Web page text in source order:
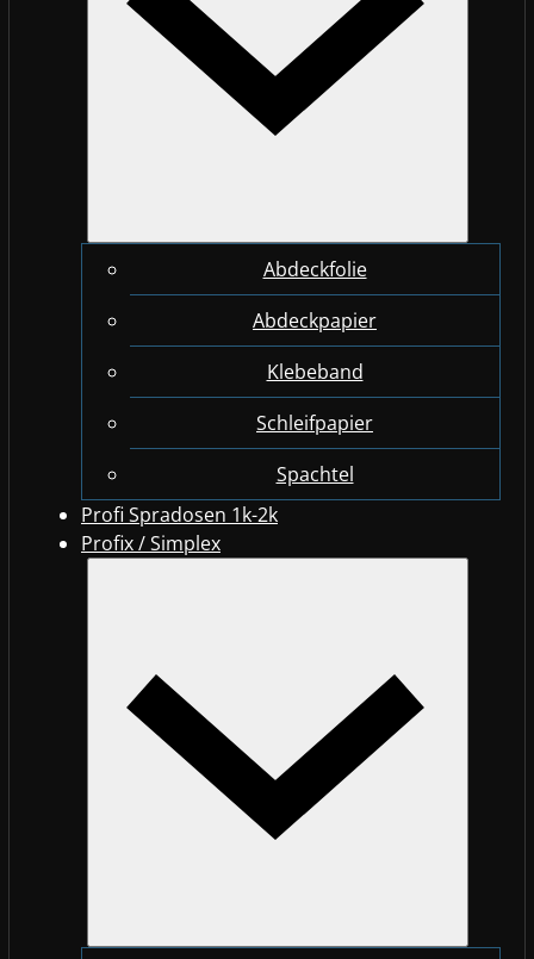
Abdeckfolie
Abdeckpapier
Klebeband
Schleifpapier
Spachtel
Profi Spradosen 1k-2k
Profix / Simplex